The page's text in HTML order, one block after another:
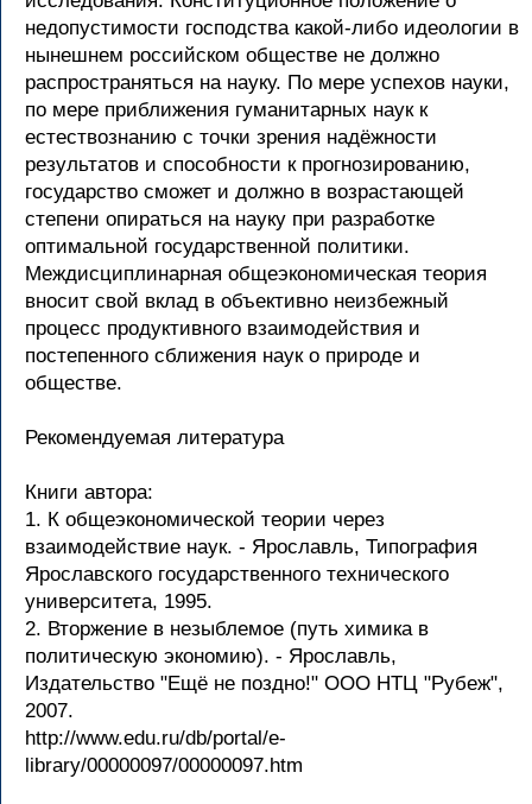
недопустимости господства какой-либо идеологии в
нынешнем российском обществе не должно
распространяться на науку. По мере успехов науки,
по мере приближения гуманитарных наук к
естествознанию с точки зрения надёжности
результатов и способности к прогнозированию,
государство сможет и должно в возрастающей
степени опираться на науку при разработке
оптимальной государственной политики.
Междисциплинарная общеэкономическая теория
вносит свой вклад в объективно неизбежный
процесс продуктивного взаимодействия и
постепенного сближения наук о природе и
обществе.
Рекомендуемая литература
Книги автора:
1. К общеэкономической теории через
взаимодействие наук. - Ярославль, Типография
Ярославского государственного технического
университета, 1995.
2. Вторжение в незыблемое (путь химика в
политическую экономию). - Ярославль,
Издательство "Ещё не поздно!" ООО НТЦ "Рубеж",
2007.
http://www.edu.ru/db/portal/e-
library/00000097/00000097.htm